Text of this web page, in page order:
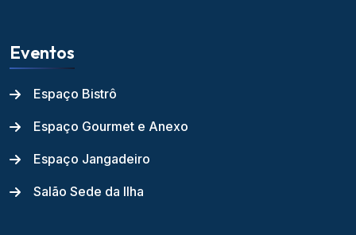
Eventos
Espaço Bistrô
Espaço Gourmet e Anexo
Espaço Jangadeiro
Salão Sede da Ilha